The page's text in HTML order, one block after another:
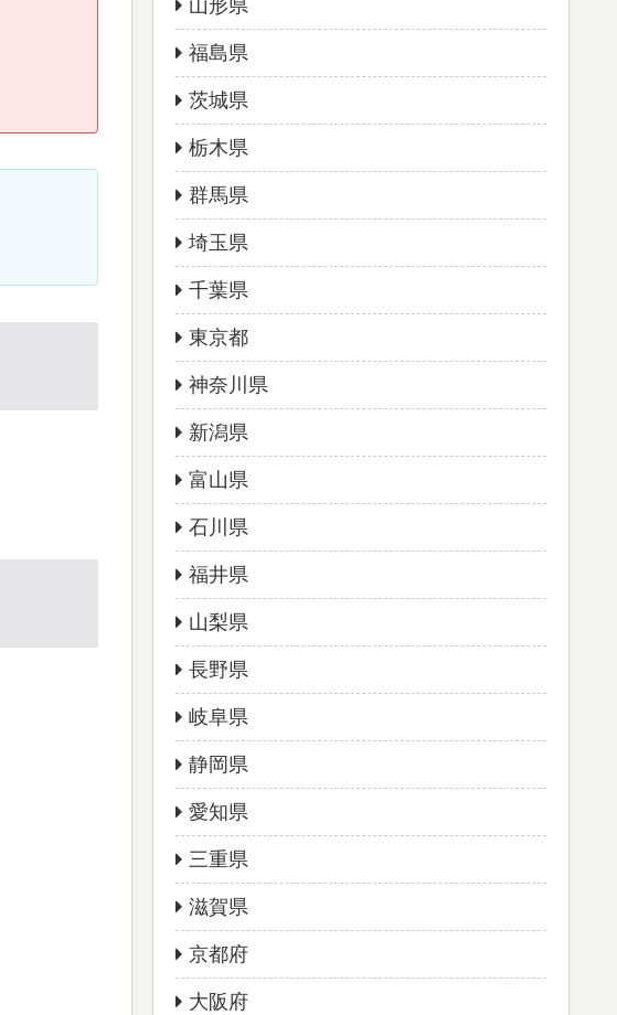
山形県
福島県
茨城県
栃木県
群馬県
埼玉県
千葉県
東京都
神奈川県
新潟県
富山県
石川県
福井県
山梨県
長野県
岐阜県
静岡県
愛知県
三重県
滋賀県
京都府
大阪府